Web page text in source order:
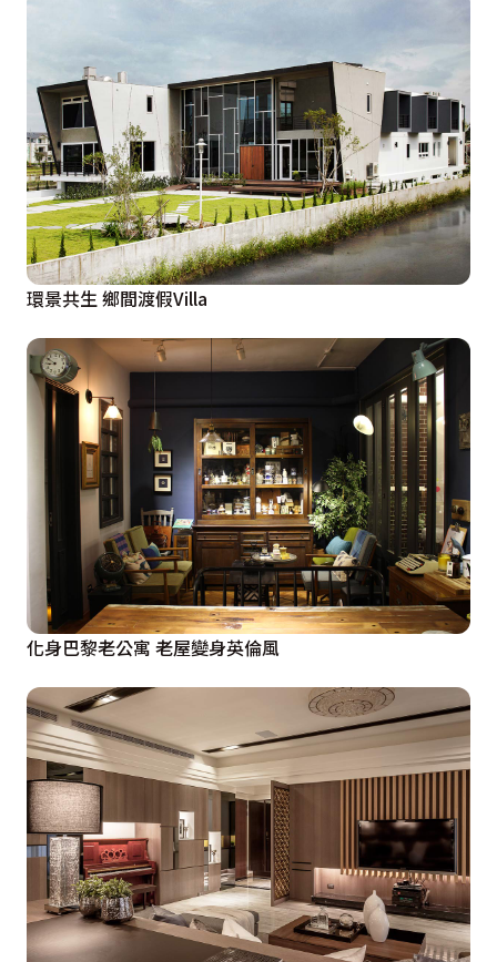
環景共生 鄉間渡假Villa
化身巴黎老公寓 老屋變身英倫風